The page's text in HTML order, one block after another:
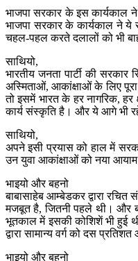
भाजपा सरकार के इस कार्यकाल
भाजपा सरकार के कार्यकाल ने ये
चहल-पहल करते दलालों को भी
साथियो,
भारतीय जनता पार्टी की
अस्मिताओं, आकांक्षाओं के लिए
तो इसमें भारत के हर नागरिक, हर
कार्य संस्कृति है। और ये आगे भी
साथियो,
अपने इसी प्रयास को हाल में
उन युवा आकांक्षाओं को नया
भाइयो और बहनो
बाबासाहेब आम्बेडकर द्वारा
मजबूत है, जितनी पहले थी। और
भूतकाल में इसकी कोशिशें भी हुई
द्वारा सामान्य वर्ग को दस
भाइयो और बहनो